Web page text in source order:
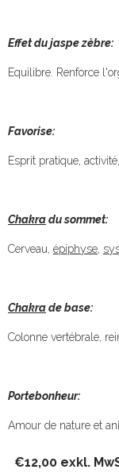
Effet du jaspe zèbre:
Equilibre. Renforce
Favorise:
Esprit pratique,
Chakradu sommet:
Cerveau, épiphyse,
Chakrade base:
Colonne vertébrale,
Portebonheur:
Amour de nature et
€12,00 exkl.